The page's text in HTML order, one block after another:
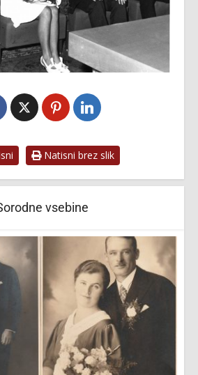
Natisni brez slik
vsebine